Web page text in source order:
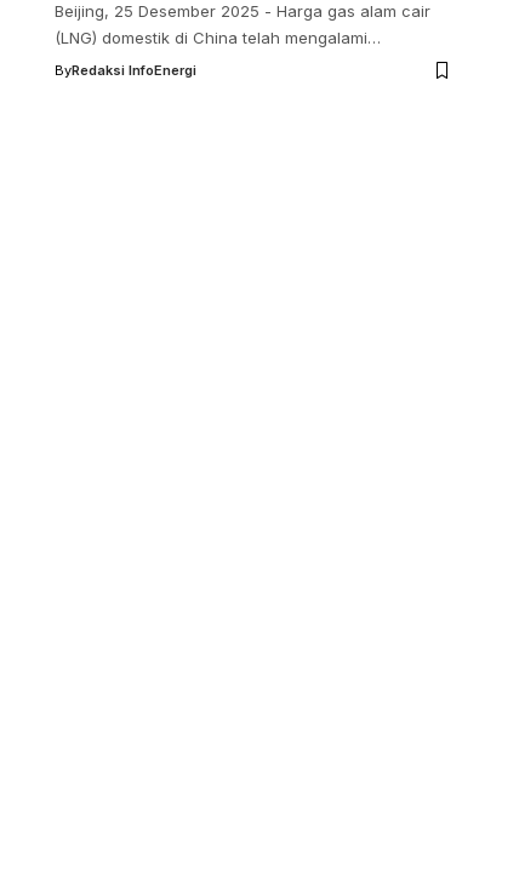
Beijing, 25 Desember 2025 - Harga gas alam cair
(LNG) domestik di China telah mengalami…
ByRedaksi InfoEnergi